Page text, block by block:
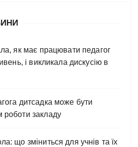
як має працювати педагог
і викликала дискусію в
дитсадка може бути
закладу
що зміниться для учнів та їх